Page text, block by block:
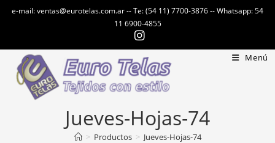
e-mail: ventas@eurotelas.com.ar -- Te: (54 11) 7700-3876 -- Whatsapp: 54
11 6900-4855
Menú
Jueves-Hojas-74
> Productos > Jueves-Hojas-74